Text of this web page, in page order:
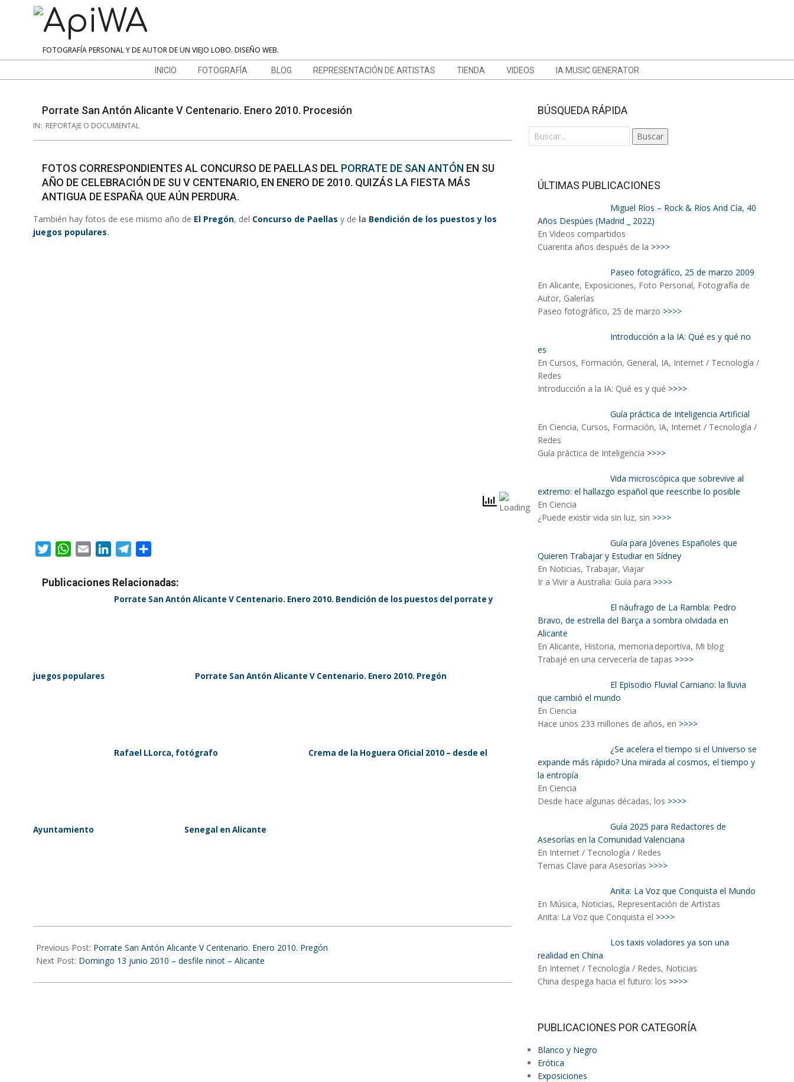
ApiWA
FOTOGRAFÍA PERSONAL Y DE AUTOR DE UN VIEJO LOBO. DISEÑO WEB.
Menu
INICIO FOTOGRAFÍA BLOG REPRESENTACIÓN DE ARTISTAS TIENDA VIDEOS IA MUSIC GENERATOR
Porrate San Antón Alicante V Centenario. Enero 2010. Procesión
IN: REPORTAJE O DOCUMENTAL
FOTOS CORRESPONDIENTES AL CONCURSO DE PAELLAS DEL PORRATE DE SAN ANTÓN EN SU
AÑO DE CELEBRACIÓN DE SU V CENTENARIO, EN ENERO DE 2010. QUIZÁS LA FIESTA MÁS
ANTIGUA DE ESPAÑA QUE AÚN PERDURA.
También hay fotos de ese mismo año de El Pregón, del Concurso de Paellas y de la Bendición de los puestos y los
juegos populares.
TwitterWhatsApp
Email LinkedInTelegram
Publicaciones Relacionadas:
Porrate San Antón Alicante V Centenario. Enero 2010. Bendición de los puestos del porrate y
juegos populares Porrate San Antón Alicante V Centenario. Enero 2010. Pregón
Rafael LLorca, fotógrafo Crema de la Hoguera Oficial 2010 – desde el
Ayuntamiento Senegal en Alicante
01-
20
Previous Post: Porrate San Antón Alicante V Centenario. Enero 2010. Pregón
Next Post: Domingo 13 junio 2010 – desfile ninot – Alicante
BÚSQUEDA RÁPIDA
Buscar
ÚLTIMAS PUBLICACIONES
Miguel Ríos – Rock & Ríos And Cía, 40
Años Despúes (Madrid _ 2022)
En Videos compartidos
Cuarenta años después de la >>>>
Paseo fotográfico, 25 de marzo 2009
En Alicante, Exposiciones, Foto Personal, Fotografía de
Autor, Galerías
Paseo fotográfico, 25 de marzo >>>>
Introducción a la IA: Qué es y qué no
es
En Cursos, Formación, General, IA, Internet / Tecnología /
Redes
Introducción a la IA: Qué es y qué >>>>
Guía práctica de Inteligencia Artificial
En Ciencia, Cursos, Formación, IA, Internet / Tecnología /
Redes
Guía práctica de Inteligencia >>>>
Vida microscópica que sobrevive al
extremo: el hallazgo español que reescribe lo posible
En Ciencia
¿Puede existir vida sin luz, sin >>>>
Guía para Jóvenes Españoles que
Quieren Trabajar y Estudiar en Sídney
En Noticias, Trabajar, Viajar
Ir a Vivir a Australia: Guía para >>>>
El náufrago de La Rambla: Pedro
Bravo, de estrella del Barça a sombra olvidada en
Alicante
En Alicante, Historia, memoria deportiva, Mi blog
Trabajé en una cervecería de tapas >>>>
El Episodio Fluvial Carniano: la lluvia
que cambió el mundo
En Ciencia
Hace unos 233 millones de años, en >>>>
¿Se acelera el tiempo si el Universo se
expande más rápido? Una mirada al cosmos, el tiempo y
la entropía
En Ciencia
Desde hace algunas décadas, los >>>>
Guía 2025 para Redactores de
Asesorías en la Comunidad Valenciana
En Internet / Tecnología / Redes
Temas Clave para Asesorías >>>>
Anita: La Voz que Conquista el Mundo
En Música, Noticias, Representación de Artistas
Anita: La Voz que Conquista el >>>>
Los taxis voladores ya son una
realidad en China
En Internet / Tecnología / Redes, Noticias
China despega hacia el futuro: los >>>>
PUBLICACIONES POR CATEGORÍA
Blanco y Negro
Erótica
Exposiciones